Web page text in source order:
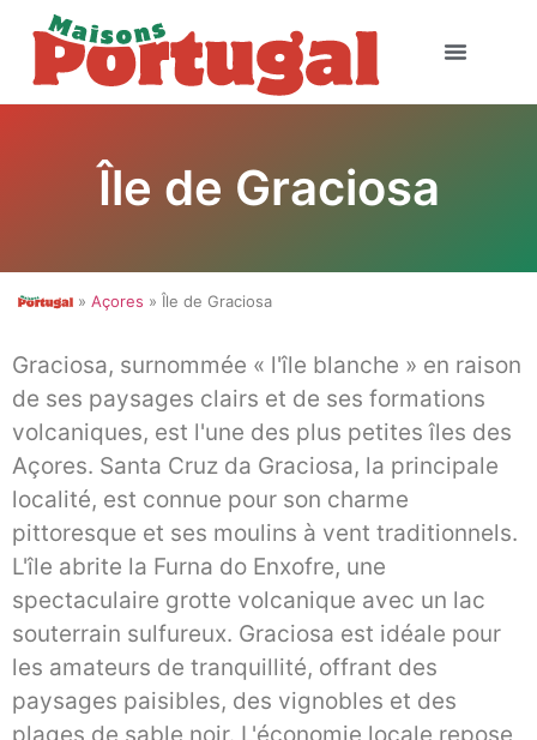
Île de Graciosa
» Açores » Île de Graciosa
Graciosa, surnommée « l'île blanche » en raison
de ses paysages clairs et de ses formations
volcaniques, est l'une des plus petites îles des
Açores. Santa Cruz da Graciosa, la principale
localité, est connue pour son charme
pittoresque et ses moulins à vent traditionnels.
L'île abrite la Furna do Enxofre, une
spectaculaire grotte volcanique avec un lac
souterrain sulfureux. Graciosa est idéale pour
les amateurs de tranquillité, offrant des
paysages paisibles, des vignobles et des